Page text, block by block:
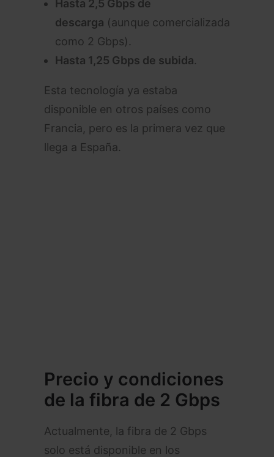
Hasta 2,5 Gbps de
descarga (aunque comercializada
como 2 Gbps).
Hasta 1,25 Gbps de subida.
Esta tecnología ya estaba
disponible en otros países como
Francia, pero es la primera vez que
llega a España.
Precio y condiciones
de la fibra de 2 Gbps
Actualmente, la fibra de 2 Gbps
solo está disponible en los